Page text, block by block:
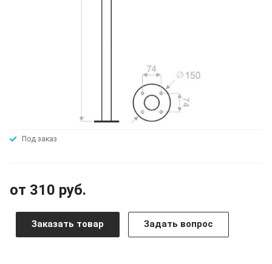
Под заказ
от 310 руб.
Заказать товар Задать вопрос